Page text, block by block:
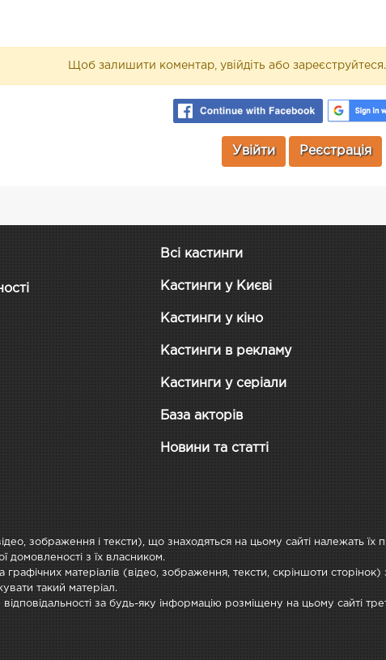
Щоб залишити коментар, увійдіть або зареєструйтеся.
Увійти Реєстрація
Всі кастинги
Кастинги у Києві
Кастинги у кіно
Кастинги в рекламу
Кастинги у серіали
База акторів
Новини та статті
зображення і тексти), що знаходяться на цьому сайті належать
домовленості з їх власником.
графічних матеріалів (відео, зображення, тексти, скріншоти
такий матеріал.
відповідальності за будь-яку інформацію розміщену на цьому сайті